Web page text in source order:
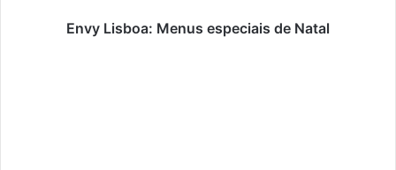
Envy Lisboa: Menus especiais de Natal